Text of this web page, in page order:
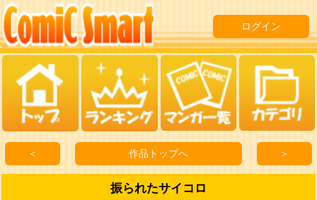
ログイン
＜ 作品トップへ ＞
振られたサイコロ